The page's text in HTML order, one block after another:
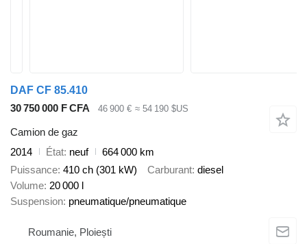
DAF CF 85.410
30 750 000 F CFA
46 900 € ≈ 54 190 $US
Camion de gaz
2014
État neuf
664 000 km
Puissance 410 ch (301 kW) Carburant diesel
Volume 20 000 l
Suspension pneumatique/pneumatique
Roumanie, Ploiești